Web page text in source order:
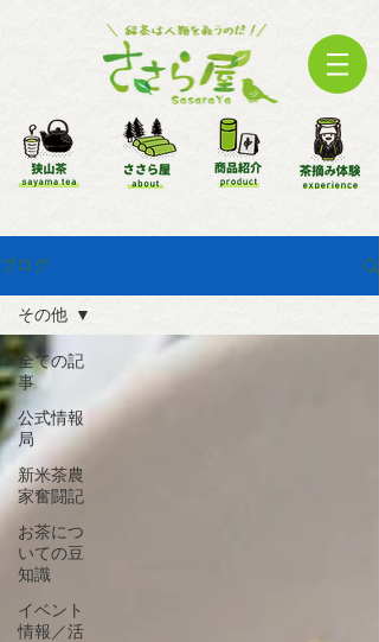
ブログ
全ての記
事
公式情報
局
新米茶農
家奮闘記
お茶につ
いての豆
知識
イベント
情報／活
その他